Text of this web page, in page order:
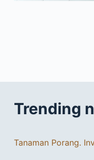
Trending
Tanaman Porang.